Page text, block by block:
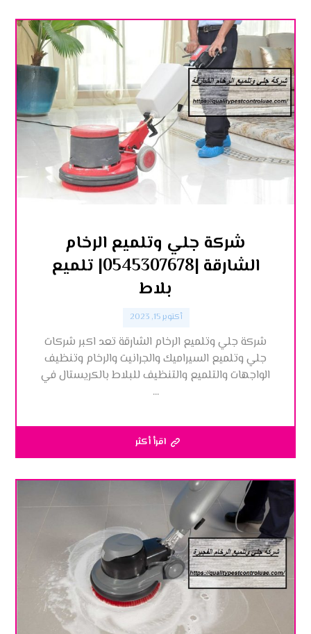
شركة جلي وتلميع الرخام
الشارقة |0545307678| تلميع
بلاط
أكتوبر 15, 2023
شركة جلي وتلميع الرخام الشارقة تعد اكبر شركات
جلي وتلميع السيراميك والجرانيت والرخام وتنظيف
الواجهات والتلميع والتنظيف للبلاط بالكريستال في
...
اقرأ أكثر